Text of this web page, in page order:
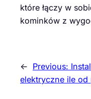
które łączy w
kominków z
← Previous:
elektryczne ile od